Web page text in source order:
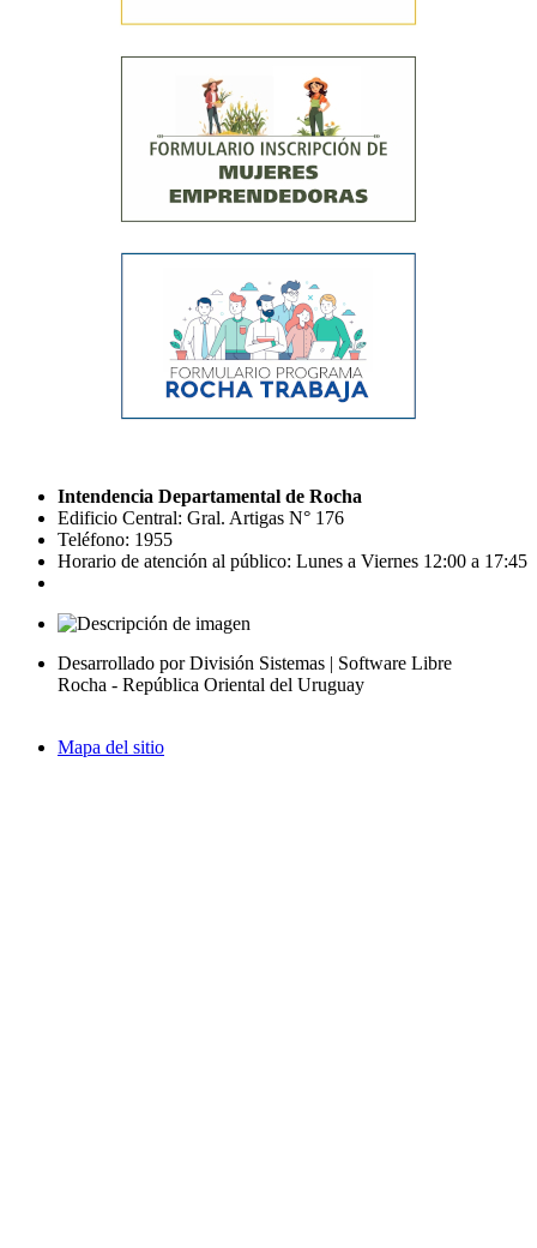
Intendencia Departamental de Rocha
Edificio Central: Gral. Artigas N° 176
Teléfono: 1955
Horario de atención al público: Lunes a Viernes 12:00 a 17:45
Desarrollado por División Sistemas | Software Libre
Rocha - República Oriental del Uruguay
Mapa del sitio